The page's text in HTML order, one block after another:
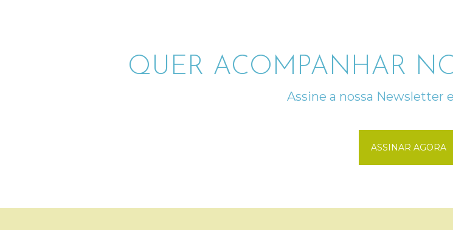
QUER ACOMPANHAR
Assine a nossa Newsletter
ASSINAR AGORA